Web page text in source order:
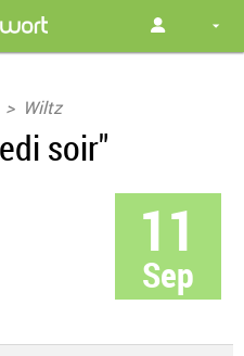
Wiltz
soir"
11
Sep